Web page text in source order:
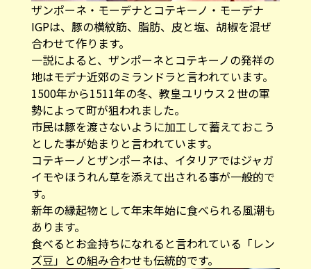
ザンポーネ・モーデナとコテキーノ・モーデナ
IGPは、豚の横紋筋、脂肪、皮と塩、胡椒を混ぜ
合わせて作ります。
一説によると、ザンポーネとコテキーノの発祥の
地はモデナ近郊のミランドラと言われています。
1500年から1511年の冬、教皇ユリウス２世の軍
勢によって町が狙われました。
市民は豚を渡さないように加工して蓄えておこう
とした事が始まりと言われています。
コテキーノとザンポーネは、イタリアではジャガ
イモやほうれん草を添えて出される事が一般的で
す。
新年の縁起物として年末年始に食べられる風潮も
あります。
食べるとお金持ちになれると言われている「レン
ズ豆」との組み合わせも伝統的です。